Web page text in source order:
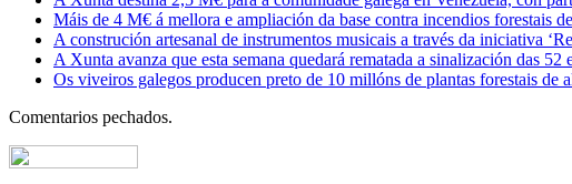
Máis de 4 M€ á mellora e ampliación da base contra incendios forestais
A construción artesanal de instrumentos musicais a través da iniciativa
A Xunta avanza que esta semana quedará rematada a sinalización das
Os viveiros galegos producen preto de 10 millóns de plantas forestais de
Comentarios pechados.